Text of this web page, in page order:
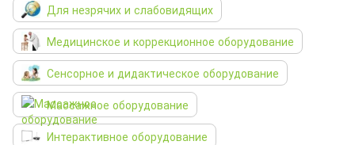
Для незрячих и слабовидящих
Медицинское и коррекционное оборудование
Сенсорное и дидактическое оборудование
Массажное оборудование
Интерактивное оборудование